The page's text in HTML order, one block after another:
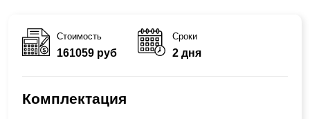
Стоимость
161059 руб
Сроки
2 дня
Комплектация